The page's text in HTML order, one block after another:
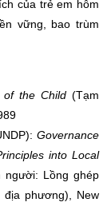
của trẻ em hôm
vững, bao trùm
of the Child (Tạm
Governance
into Local
người: Lồng ghép
phương), New